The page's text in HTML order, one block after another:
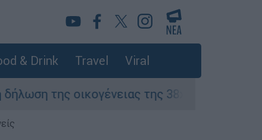
& Drink Travel Viral
της 38χρονης Βρετανίδας που